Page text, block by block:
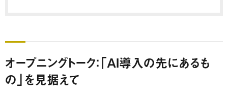
オープニングトーク：「AI導入の先にあるも
の」を見据えて